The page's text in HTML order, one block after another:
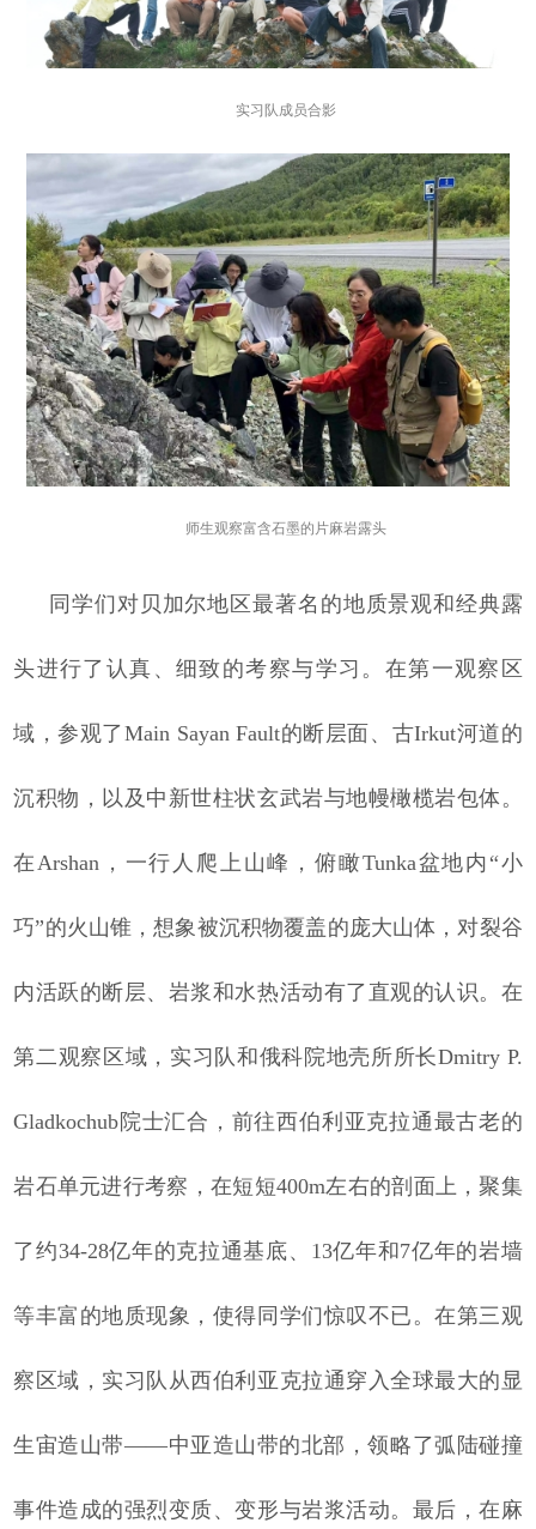
实习队成员合影
师生观察富含石墨的片麻岩露头
同学们对贝加尔地区最著名的地质景观和经典露
头进行了认真、细致的考察与学习。在第一观察区
域，参观了Main Sayan Fault的断层面、古Irkut河道的
沉积物，以及中新世柱状玄武岩与地幔橄榄岩包体。
在Arshan，一行人爬上山峰，俯瞰Tunka盆地内“小
巧”的火山锥，想象被沉积物覆盖的庞大山体，对裂谷
内活跃的断层、岩浆和水热活动有了直观的认识。在
第二观察区域，实习队和俄科院地壳所所长Dmitry P.
Gladkochub院士汇合，前往西伯利亚克拉通最古老的
岩石单元进行考察，在短短400m左右的剖面上，聚集
了约34-28亿年的克拉通基底、13亿年和7亿年的岩墙
等丰富的地质现象，使得同学们惊叹不已。在第三观
察区域，实习队从西伯利亚克拉通穿入全球最大的显
生宙造山带——中亚造山带的北部，领略了弧陆碰撞
事件造成的强烈变质、变形与岩浆活动。最后，在麻